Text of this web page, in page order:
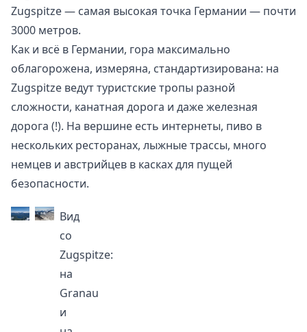
Zugspitze— самая высокая точка Германии — почти
3000 метров.
Как и всё в Германии, гора максимально
облагорожена, измеряна, стандартизирована: на
Zugspitze ведут туристские тропы разной
сложности, канатная дорога и даже железная
дорога (!). На вершине есть интернеты, пиво в
нескольких ресторанах, лыжные трассы, много
немцев и австрийцев в касках для пущей
безопасности.
Вид
со
Zugspitze:
на
Granau
и